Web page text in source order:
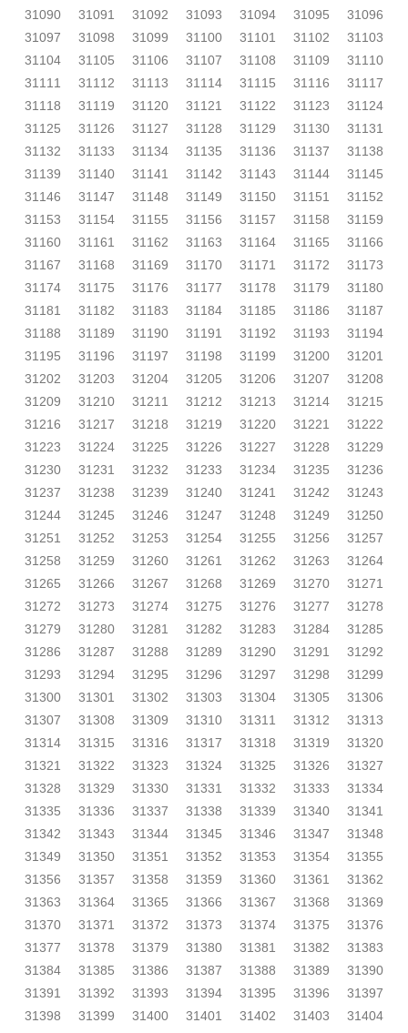
31090
31091 31092 31093 31094 31095
31096
31097
31098 31099 31100 31101 31102
31103
31104
31105 31106 31107 31108 31109
31110
31111
31112 31113 31114 31115 31116
31117
31118
31119 31120 31121 31122 31123
31124
31125
31126 31127 31128 31129 31130
31131
31132
31133 31134 31135 31136 31137
31138
31139
31140 31141 31142 31143 31144
31145
31146
31147 31148 31149 31150 31151
31152
31153
31154 31155 31156 31157 31158
31159
31160
31161 31162 31163 31164 31165
31166
31167
31168 31169 31170 31171 31172
31173
31174
31175 31176 31177 31178 31179
31180
31181
31182 31183 31184 31185 31186
31187
31188
31189 31190 31191 31192 31193
31194
31195
31196 31197 31198 31199 31200
31201
31202
31203 31204 31205 31206 31207
31208
31209
31210 31211 31212 31213 31214
31215
31216
31217 31218 31219 31220 31221
31222
31223
31224 31225 31226 31227 31228
31229
31230
31231 31232 31233 31234 31235
31236
31237
31238 31239 31240 31241 31242
31243
31244
31245 31246 31247 31248 31249
31250
31251
31252 31253 31254 31255 31256
31257
31258
31259 31260 31261 31262 31263
31264
31265
31266 31267 31268 31269 31270
31271
31272
31273 31274 31275 31276 31277
31278
31279
31280 31281 31282 31283 31284
31285
31286
31287 31288 31289 31290 31291
31292
31293
31294 31295 31296 31297 31298
31299
31300
31301 31302 31303 31304 31305
31306
31307
31308 31309 31310 31311 31312
31313
31314
31315 31316 31317 31318 31319
31320
31321
31322 31323 31324 31325 31326
31327
31328
31329 31330 31331 31332 31333
31334
31335
31336 31337 31338 31339 31340
31341
31342
31343 31344 31345 31346 31347
31348
31349
31350 31351 31352 31353 31354
31355
31356
31357 31358 31359 31360 31361
31362
31363
31364 31365 31366 31367 31368
31369
31370
31371 31372 31373 31374 31375
31376
31377
31378 31379 31380 31381 31382
31383
31384
31385 31386 31387 31388 31389
31390
31391
31392 31393 31394 31395 31396
31397
31398
31399 31400 31401 31402 31403
31404